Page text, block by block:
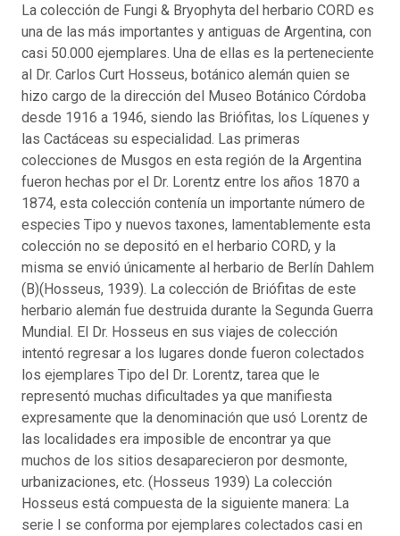
La colección de Fungi & Bryophyta del herbario CORD es
una de las más importantes y antiguas de Argentina, con
casi 50.000 ejemplares. Una de ellas es la perteneciente
al Dr. Carlos Curt Hosseus, botánico alemán quien se
hizo cargo de la dirección del Museo Botánico Córdoba
desde 1916 a 1946, siendo las Briófitas, los Líquenes y
las Cactáceas su especialidad. Las primeras
colecciones de Musgos en esta región de la Argentina
fueron hechas por el Dr. Lorentz entre los años 1870 a
1874, esta colección contenía un importante número de
especies Tipo y nuevos taxones, lamentablemente esta
colección no se depositó en el herbario CORD, y la
misma se envió únicamente al herbario de Berlín Dahlem
(B)(Hosseus, 1939). La colección de Briófitas de este
herbario alemán fue destruida durante la Segunda Guerra
Mundial. El Dr. Hosseus en sus viajes de colección
intentó regresar a los lugares donde fueron colectados
los ejemplares Tipo del Dr. Lorentz, tarea que le
representó muchas dificultades ya que manifiesta
expresamente que la denominación que usó Lorentz de
las localidades era imposible de encontrar ya que
muchos de los sitios desaparecieron por desmonte,
urbanizaciones, etc. (Hosseus 1939) La colección
Hosseus está compuesta de la siguiente manera: La
serie I se conforma por ejemplares colectados casi en